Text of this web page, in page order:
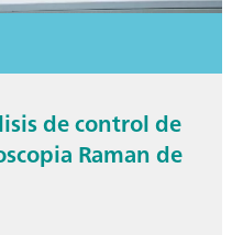
de control de
Raman de